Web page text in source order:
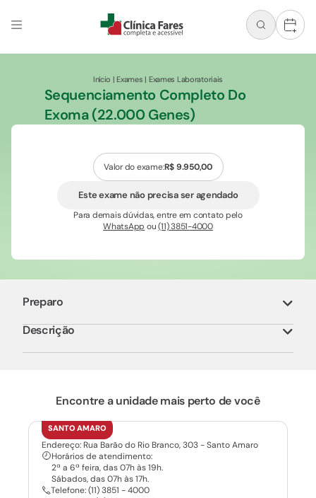
+
Início |Exames | Exames Laboratoriais
Sequenciamento Completo Do
Exoma (22.000 Genes)
Valor do exame:R$ 9.950,00
Este exame não precisa ser agendado
Para demais dúvidas, entre em contato pelo
WhatsApp ou(11) 3851-4000
Preparo
Descrição
Encontre a unidade mais perto de você
SANTO AMARO
Endereço: Rua Barão do Rio Branco, 303 - Santo Amaro
Horários de atendimento:
2ª a 6ª feira, das 07h às 19h.
Sábados, das 07h às 17h.
Telefone: (11) 3851 - 4000